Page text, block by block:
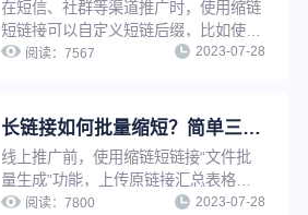
在短信、社群等渠道推广时，使用缩链
短链接可以自定义短链后缀，比如使用
品牌域名做后缀，既能增加链接辨识度
阅读：7567 2023-07-28
长链接如何批量缩短？简单三步，帮你快速提升工作效率！
线上推广前，使用缩链短链接“文件批
量生成”功能，上传原链接汇总表格，
即可将长链接一键批量转换成短链接，
阅读：7800 2023-07-28